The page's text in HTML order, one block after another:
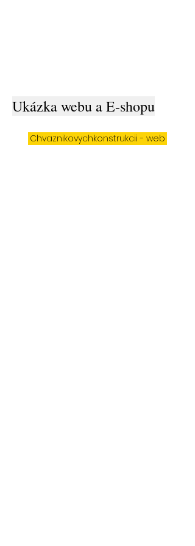
Ukázka webu a E-shopu
Chvaznikovychkonstrukcii - web